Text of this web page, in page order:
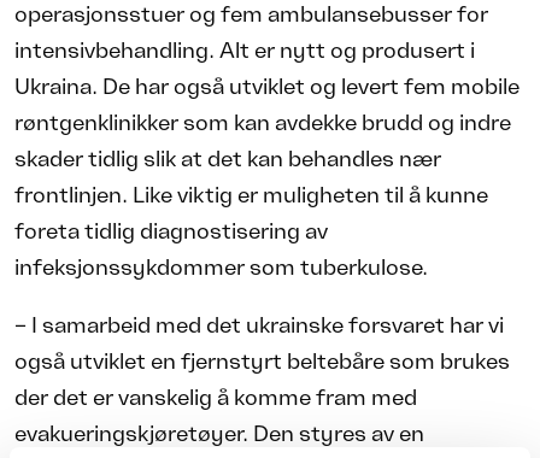
operasjonsstuer og fem ambulansebusser for
intensivbehandling. Alt er nytt og produsert i
Ukraina. De har også utviklet og levert fem mobile
røntgenklinikker som kan avdekke brudd og indre
skader tidlig slik at det kan behandles nær
frontlinjen. Like viktig er muligheten til å kunne
foreta tidlig diagnostisering av
infeksjonssykdommer som tuberkulose.
– I samarbeid med det ukrainske forsvaret har vi
også utviklet en fjernstyrt beltebåre som brukes
der det er vanskelig å komme fram med
evakueringskjøretøyer. Den styres av en